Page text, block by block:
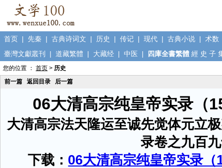
首页 | 先秦 | 古典诗词文 | 历史 | 传记 | 现代 | 古典小说 | 术数
臺灣文獻叢刊
| 道藏繁體 | 大藏经 | 中医 | 四庫全書繁體 經 史 子
您的位置 ： 首页 > 历史
前一篇
返回目录 后一篇
06大清高宗纯皇帝实录（
大清高宗法天隆运至诚先觉体元立
录卷之九百
下载： 06大清高宗纯皇帝实录